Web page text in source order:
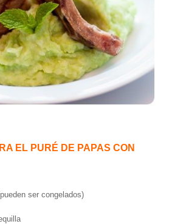
EL PURÉ DE PAPAS CON
ser congelados)